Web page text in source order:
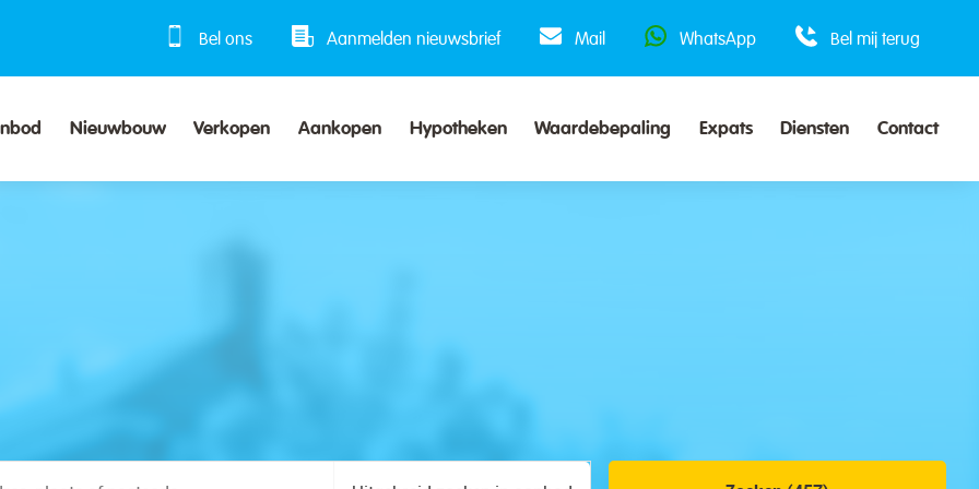
Bel ons Aanmelden nieuwsbrief Mail WhatsApp Bel mij terug
Nieuwbouw Verkopen Aankopen Hypotheken Waardebepaling Expats Diensten Contact